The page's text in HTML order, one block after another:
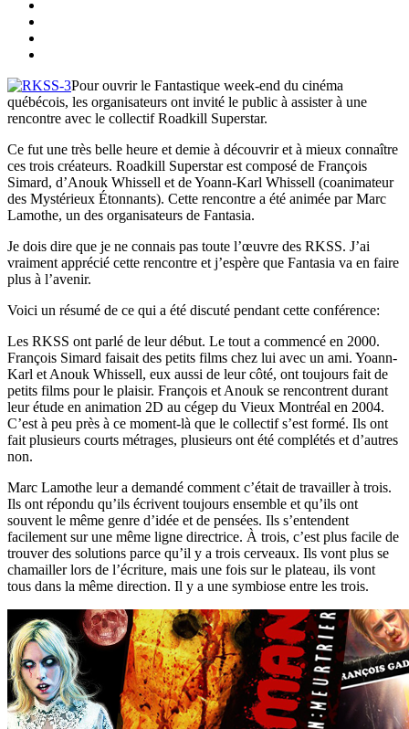
Pour ouvrir le Fantastique week-end du cinéma
québécois, les organisateurs ont invité le public à assister à une
rencontre avec le collectif Roadkill Superstar.
Ce fut une très belle heure et demie à découvrir et à mieux connaître
ces trois créateurs. Roadkill Superstar est composé de François
Simard, d’Anouk Whissell et de Yoann-Karl Whissell (coanimateur
des Mystérieux Étonnants). Cette rencontre a été animée par Marc
Lamothe, un des organisateurs de Fantasia.
Je dois dire que je ne connais pas toute l’œuvre des RKSS. J’ai
vraiment apprécié cette rencontre et j’espère que Fantasia va en faire
plus à l’avenir.
Voici un résumé de ce qui a été discuté pendant cette conférence:
Les RKSS ont parlé de leur début. Le tout a commencé en 2000.
François Simard faisait des petits films chez lui avec un ami. Yoann-
Karl et Anouk Whissell, eux aussi de leur côté, ont toujours fait de
petits films pour le plaisir. François et Anouk se rencontrent durant
leur étude en animation 2D au cégep du Vieux Montréal en 2004.
C’est à peu près à ce moment-là que le collectif s’est formé. Ils ont
fait plusieurs courts métrages, plusieurs ont été complétés et d’autres
non.
Marc Lamothe leur a demandé comment c’était de travailler à trois.
Ils ont répondu qu’ils écrivent toujours ensemble et qu’ils ont
souvent le même genre d’idée et de pensées. Ils s’entendent
facilement sur une même ligne directrice. À trois, c’est plus facile de
trouver des solutions parce qu’il y a trois cerveaux. Ils vont plus se
chamailler lors de l’écriture, mais une fois sur le plateau, ils vont
tous dans la même direction. Il y a une symbiose entre les trois.